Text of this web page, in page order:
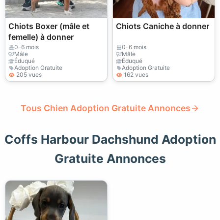
Chiots Boxer (mâle et
femelle) à donner
0-6 mois
Mâle
Éduqué
Adoption Gratuite
205 vues
Chiots Caniche à donner
0-6 mois
Mâle
Éduqué
Adoption Gratuite
162 vues
Tous Chien Adoption Gratuite Annonces
Coffs Harbour Dachshund Adoption
Gratuite Annonces